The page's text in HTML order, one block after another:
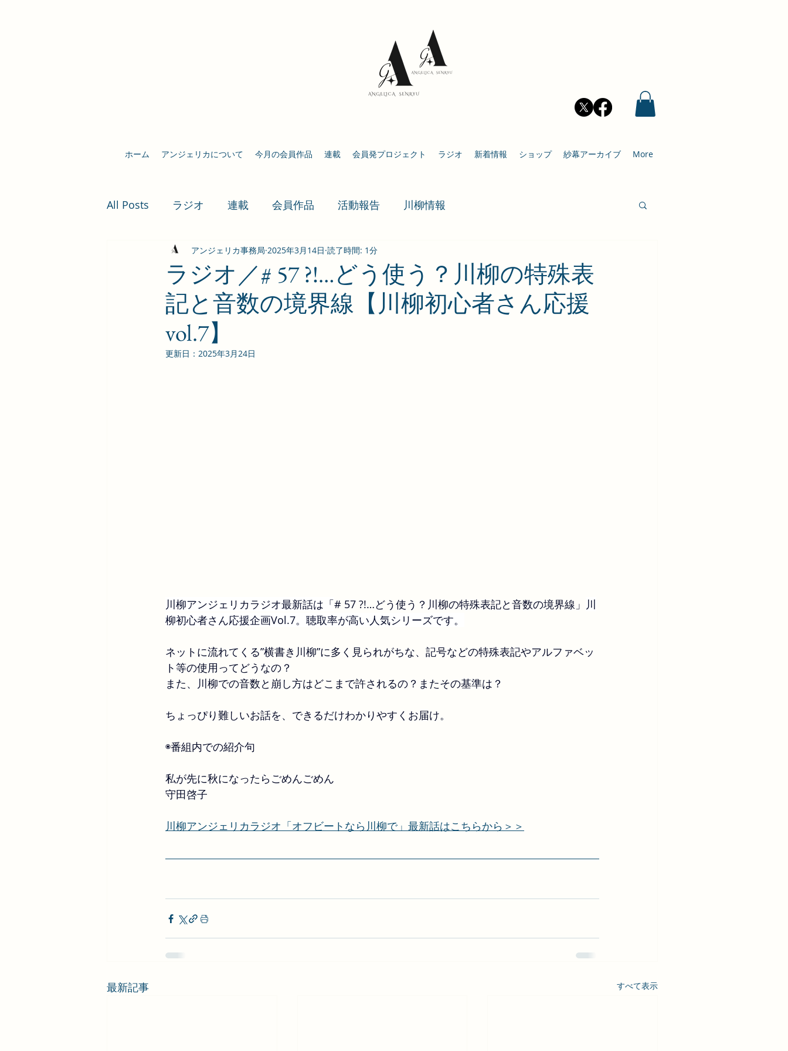
ホーム アンジェリカについて 今月の会員作品 連載 会員発プロジェクト ラジオ 新着情報 ショップ 紗幕アーカイブ More
All Posts ラジオ 連載 会員作品 活動報告 川柳情報
ラジオ／# 57 ?!…どう使う？川柳の特殊表
記と音数の境界線【川柳初心者さん応援
vol.7】
アンジェリカ事務局 2025年3月14日 読了時間: 1分
更新日： 2025年3月24日
川柳アンジェリカラジオ最新話は「# 57 ?!…どう使う？川柳の特殊表記と音数の境界線」 川
柳初心者さん応援企画Vol.7。聴取率が高い人気シリーズです。
ネットに流れてくる”横書き川柳”に多く見られがちな、記号などの特殊表記やアルファベッ
ト等の使用ってどうなの？
また、川柳での音数と崩し方はどこまで許されるの？またその基準は？
ちょっぴり難しいお話を、できるだけわかりやすくお届け。
◉番組内での紹介句
私が先に秋になったらごめんごめん
守田啓子
川柳アンジェリカラジオ「オフビートなら川柳で」最新話はこちらから＞＞
最新記事 すべて表示